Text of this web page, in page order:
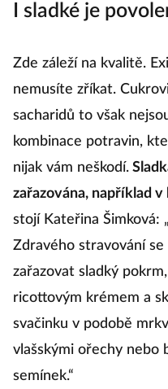
I sladké je
Zde záleží na kvalitě.
nemusíte zříkat.
sacharidů to však
kombinace potravin,
nijak vám neškodí.
zařazována, například
stojí Kateřina Šimková:
Zdravého stravování
zařazovat sladký
ricottovým krémem a
svačinku v podobě
vlašskými ořechy nebo
semínek.“